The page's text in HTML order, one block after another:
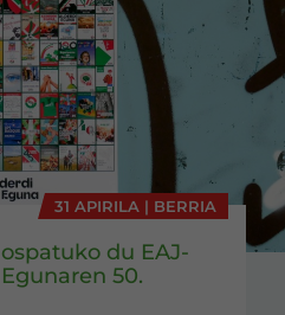
31 APIRILA | BERRIA
du EAJ-
50.